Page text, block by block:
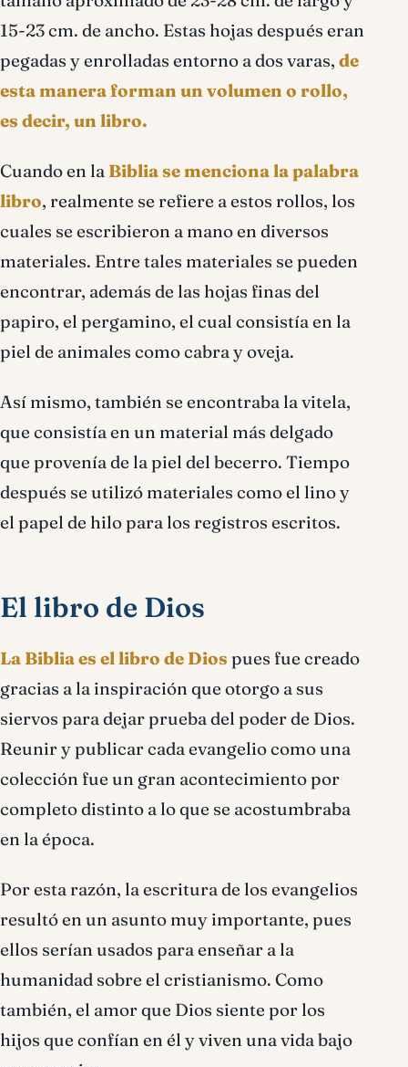
15-23 cm. de ancho. Estas hojas después eran
pegadas y enrolladas entorno a dos varas, de
esta manera forman un volumen o rollo,
es decir, un libro.
Cuando en la Biblia se menciona la palabra
libro, realmente se refiere a estos rollos, los
cuales se escribieron a mano en diversos
materiales. Entre tales materiales se pueden
encontrar, además de las hojas finas del
papiro, el pergamino, el cual consistía en la
piel de animales como cabra y oveja.
Así mismo, también se encontraba la vitela,
que consistía en un material más delgado
que provenía de la piel del becerro. Tiempo
después se utilizó materiales como el lino y
el papel de hilo para los registros escritos.
El libro de Dios
La Biblia es el libro de Dios pues fue creado
gracias a la inspiración que otorgo a sus
siervos para dejar prueba del poder de Dios.
Reunir y publicar cada evangelio como una
colección fue un gran acontecimiento por
completo distinto a lo que se acostumbraba
en la época.
Por esta razón, la escritura de los evangelios
resultó en un asunto muy importante, pues
ellos serían usados para enseñar a la
humanidad sobre el cristianismo. Como
también, el amor que Dios siente por los
hijos que confían en él y viven una vida bajo